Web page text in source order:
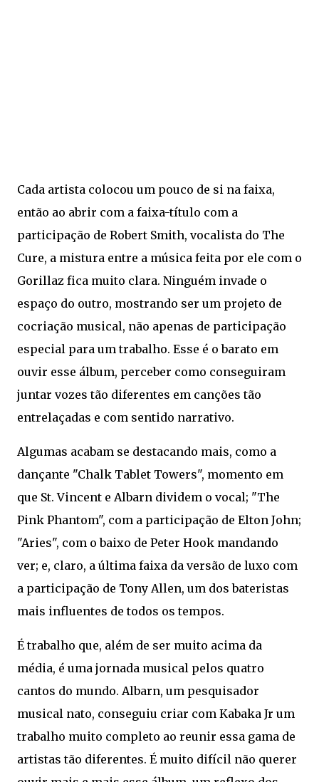
Cada artista colocou um pouco de si na faixa,
então ao abrir com a faixa-título com a
participação de Robert Smith, vocalista do The
Cure, a mistura entre a música feita por ele com o
Gorillaz fica muito clara. Ninguém invade o
espaço do outro, mostrando ser um projeto de
cocriação musical, não apenas de participação
especial para um trabalho. Esse é o barato em
ouvir esse álbum, perceber como conseguiram
juntar vozes tão diferentes em canções tão
entrelaçadas e com sentido narrativo.
Algumas acabam se destacando mais, como a
dançante "Chalk Tablet Towers", momento em
que St. Vincent e Albarn dividem o vocal; "The
Pink Phantom", com a participação de Elton John;
"Aries", com o baixo de Peter Hook mandando
ver; e, claro, a última faixa da versão de luxo com
a participação de Tony Allen, um dos bateristas
mais influentes de todos os tempos.
É trabalho que, além de ser muito acima da
média, é uma jornada musical pelos quatro
cantos do mundo. Albarn, um pesquisador
musical nato, conseguiu criar com Kabaka Jr um
trabalho muito completo ao reunir essa gama de
artistas tão diferentes. É muito difícil não querer